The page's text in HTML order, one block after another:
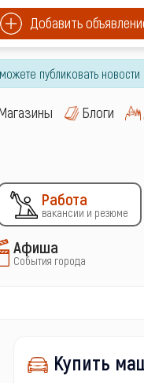
Добавить
публиковать новости
Блоги
Работа
вакансии и резюме
Афиша
События города
Купить